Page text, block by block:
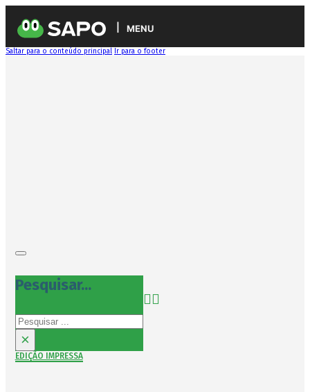
MENU
Saltar para o conteúdo principal Ir para o footer
Pesquisar...
Pesquisar
×
EDIÇÃO IMPRESSA